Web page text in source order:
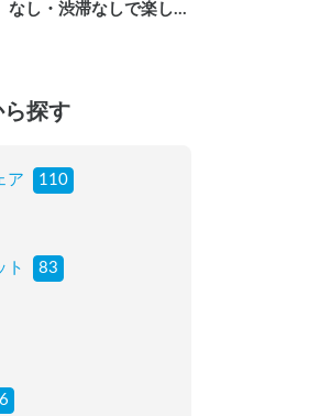
なし・渋滞なしで楽しむ
ら探す
ア 110
ト 83